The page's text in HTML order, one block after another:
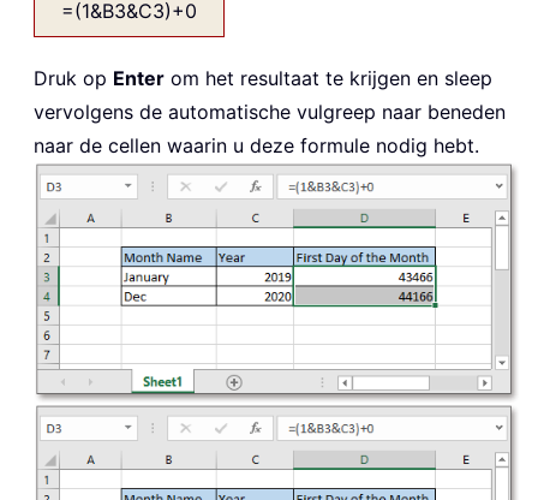
=(1&B3&C3)+0
Druk op Enter om het resultaat te krijgen en sleep
vervolgens de automatische vulgreep naar beneden
naar de cellen waarin u deze formule nodig hebt.